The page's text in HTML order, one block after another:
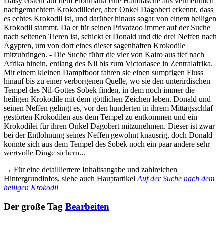
nachgemachtem Krokodilleder, aber Onkel Dagobert erkennt, dass
es echtes Krokodil ist, und darüber hinaus sogar von einem heiligen
Krokodil stammt. Da er für seinen Privatzoo immer auf der Suche
nach seltenen Tieren ist, schickt er Donald und die drei Neffen nach
Ägypten, um von dort eines dieser sagenhaften Krokodile
mitzubringen. - Die Suche führt die vier von Kairo aus tief nach
Afrika hinein, entlang des Nil bis zum Victoriasee in Zentralafrika.
Mit einem kleinen Dampfboot fahren sie einen sumpfigen Fluss
hinauf bis zu einer verborgenen Quelle, wo sie den unterirdischen
Tempel des Nil-Gottes Sobek finden, in dem noch immer die
heiligen Krokodile mit dem göttlichen Zeichen leben. Donald und
seinen Neffen gelingt es, vor den hunderten in ihrem Mittagsschlaf
gestörten Krokodilen aus dem Tempel zu entkommen und ein
Krokodilei für ihren Onkel Dagobert mitzunehmen. Dieser ist zwar
bei der Entlohnung seines Neffen gewohnt knausrig, doch Donald
konnte sich aus dem Tempel des Sobek noch ein paar andere sehr
wertvolle Dinge sichern...
→ Für eine detailliertere Inhaltsangabe und zahlreichen
Hintergrundinfos, siehe auch Hauptartikel Auf der Suche nach dem
heiligen Krokodil
Der große Tag Bearbeiten